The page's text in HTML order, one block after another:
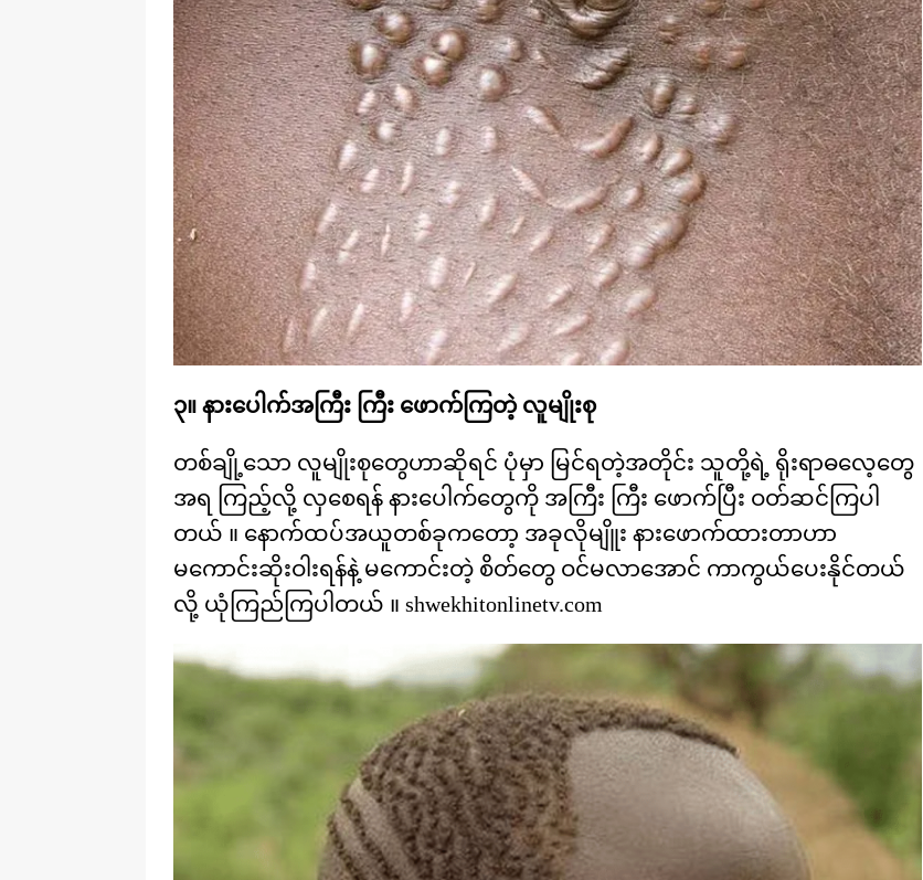
၃။ နားပေါက်အကြီး ကြီး ဖောက်ကြတဲ့ လူမျိုးစု
တစ်ချို့သော လူမျိုးစုတွေဟာဆိုရင် ပုံမှာ မြင်ရတဲ့အတိုင်း သူတို့ရဲ့ ရိုးရာဓလေ့တွေ
အရ ကြည့်လို့ လှစေရန် နားပေါက်တွေကို အကြီး ကြီး ဖောက်ပြီး ဝတ်ဆင်ကြပါ
တယ် ။ နောက်ထပ်အယူတစ်ခုကတော့ အခုလိုမျိူး နားဖောက်ထားတာဟာ
မကောင်းဆိုးဝါးရန်နဲ့ မကောင်းတဲ့ စိတ်တွေ ဝင်မလာအောင် ကာကွယ်ပေးနိုင်တယ်
လို့ ယုံကြည်ကြပါတယ် ။ shwekhitonlinetv.com